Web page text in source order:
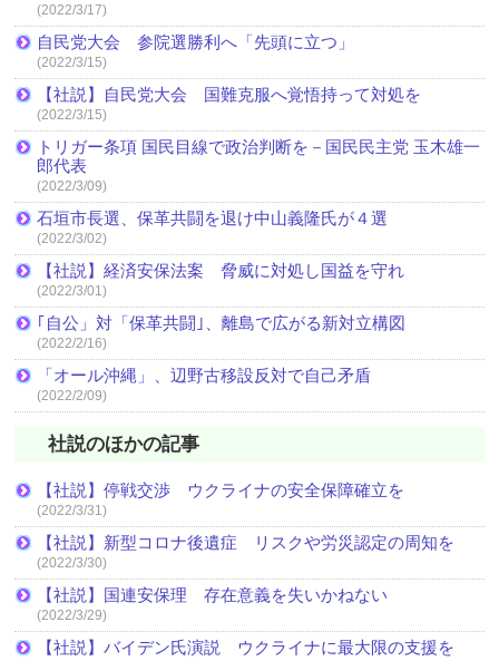
(2022/3/17)
自民党大会 参院選勝利へ「先頭に立つ」
(2022/3/15)
【社説】自民党大会 国難克服へ覚悟持って対処を
(2022/3/15)
トリガー条項 国民目線で政治判断を－国民民主党 玉木雄一
郎代表
(2022/3/09)
石垣市長選、保革共闘を退け中山義隆氏が４選
(2022/3/02)
【社説】経済安保法案 脅威に対処し国益を守れ
(2022/3/01)
｢自公」対「保革共闘｣、離島で広がる新対立構図
(2022/2/16)
「オール沖縄」、辺野古移設反対で自己矛盾
(2022/2/09)
社説のほかの記事
【社説】停戦交渉 ウクライナの安全保障確立を
(2022/3/31)
【社説】新型コロナ後遺症 リスクや労災認定の周知を
(2022/3/30)
【社説】国連安保理 存在意義を失いかねない
(2022/3/29)
【社説】バイデン氏演説 ウクライナに最大限の支援を